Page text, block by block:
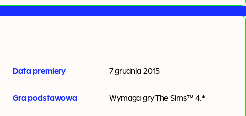
Data premiery 7 grudnia 2015
Gra podstawowa Wymaga gryThe Sims™ 4.*